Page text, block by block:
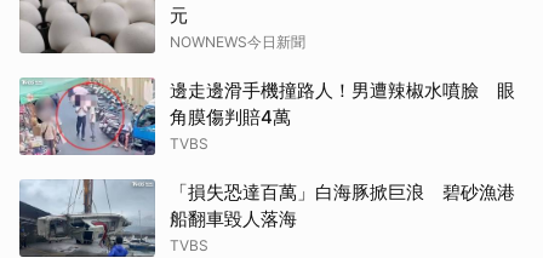
元
NOWNEWS今日新聞
邊走邊滑手機撞路人！男遭辣椒水噴臉 眼
角膜傷判賠4萬
TVBS
「損失恐達百萬」白海豚掀巨浪 碧砂漁港
船翻車毀人落海
TVBS